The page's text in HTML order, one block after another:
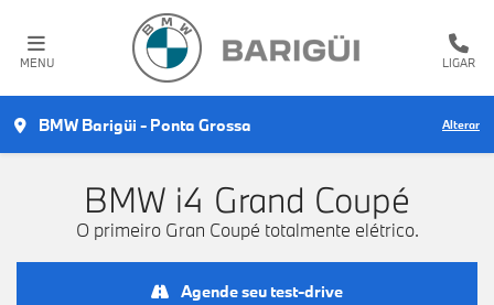
MENU LIGAR
BMW Barigüi - Ponta Grossa Alterar
BMW i4 Grand Coupé
O primeiro Gran Coupé totalmente elétrico.
Agende seu test-drive